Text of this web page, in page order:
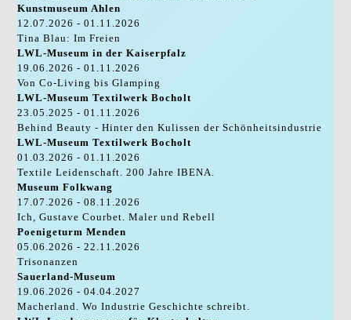
Kunstmuseum Ahlen
12.07.2026 - 01.11.2026
Tina Blau: Im Freien
LWL-Museum in der Kaiserpfalz
19.06.2026 - 01.11.2026
Von Co-Living bis Glamping
LWL-Museum Textilwerk Bocholt
23.05.2025 - 01.11.2026
Behind Beauty - Hinter den Kulissen der Schönheitsindustrie
LWL-Museum Textilwerk Bocholt
01.03.2026 - 01.11.2026
Textile Leidenschaft. 200 Jahre IBENA.
Museum Folkwang
17.07.2026 - 08.11.2026
Ich, Gustave Courbet. Maler und Rebell
Poenigeturm Menden
05.06.2026 - 22.11.2026
Trisonanzen
Sauerland-Museum
19.06.2026 - 04.04.2027
Macherland. Wo Industrie Geschichte schreibt.